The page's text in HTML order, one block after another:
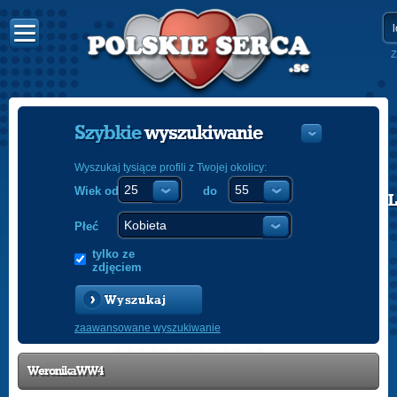
POLISH
Szybkiewyszukiwanie
Wyszukaj tysiące profili z Twojej okolicy:
Wiek od do
Płeć
tylko ze
zdjęciem
Wyszukaj
zaawansowane wyszukiwanie
WeronikaWW4